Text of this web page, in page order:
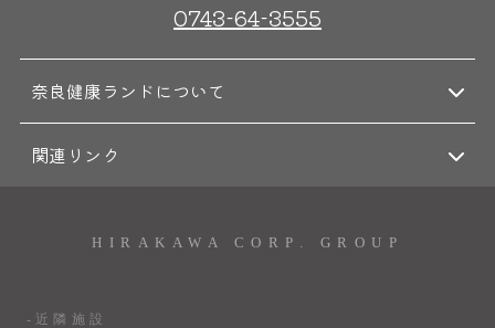
0743-64-3555
奈良健康ランドについて
関連リンク
HIRAKAWA CORP. GROUP
-近隣施設